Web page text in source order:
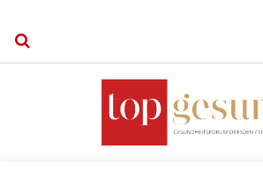
Verkaufsstellen
Kontakt, Impressum und Rechtliche
Datenschutzerklärung